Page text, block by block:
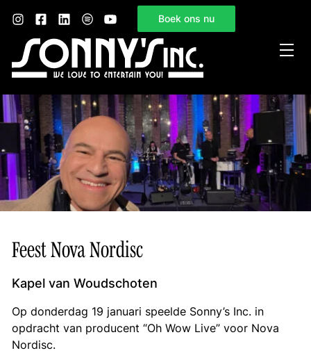
Boek ons nu
Home
Sonny’s Inc.
Mogelijkheden
Gelegenheden
Nieuws
Contact
Feest Nova Nordisc
Kapel van Woudschoten
Op donderdag 19 januari speelde Sonny’s Inc. in
opdracht van producent “Oh Wow Live” voor Nova
Nordisc.